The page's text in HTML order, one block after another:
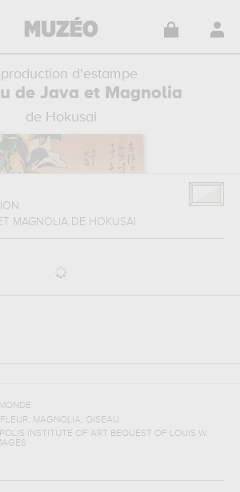
d'estampe
de Java et Magnolia
de Hokusai
MAGNOLIA DE HOKUSAI
FLEUR, MAGNOLIA, OISEAU
INSTITUTE OF ART BEQUEST OF LOUIS W.